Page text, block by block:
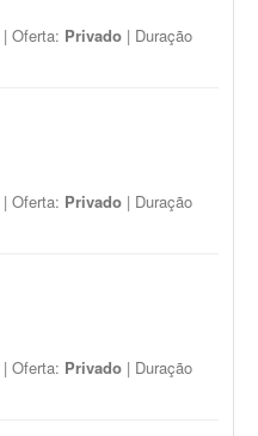
| Oferta: Privado | Duração
| Oferta: Privado | Duração
| Oferta: Privado | Duração